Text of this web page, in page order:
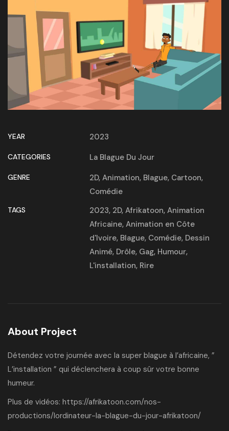
YEAR 2023
CATEGORIES La Blague Du Jour
GENRE 2D, Animation, Blague, Cartoon,
Comédie
TAGS 2023, 2D, Afrikatoon, Animation
Africaine, Animation en Côte
d'Ivoire, Blague, Comédie, Dessin
Animé, Drôle, Gag, Humour,
L'installation, Rire
About Project
Détendez votre journée avec la super blague à l’africaine, ”
L’installation ” qui déclenchera à coup sûr votre bonne
humeur.
Plus de vidéos: https://afrikatoon.com/nos-
productions/lordinateur-la-blague-du-jour-afrikatoon/